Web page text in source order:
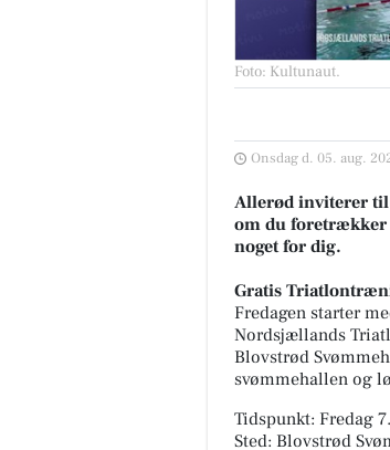
Foto: Kultunaut.
Onsdag d. 05. aug.
Allerød inviterer til
om du foretrækker
noget for dig.
Gratis
Fredagen starter
Nordsjællands
Blovstrød
svømmehallen og
Tidspunkt: Fredag
Sted: Blovstrød